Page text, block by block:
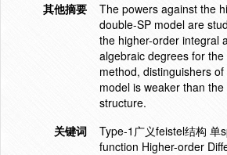
其他摘要
The powers against the
double-SP model are
the higher-order integral
algebraic degrees for
method, distinguishers
model is weaker than
structure.
关键词
Type-1广义feistel结构 单
function Higher-order